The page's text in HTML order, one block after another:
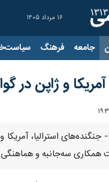
۱۶ مرداد ۱۴۰۵
جامعه فرهنگ
آمریکا و ژاپن در
سه‌جانبه و هماهنگی